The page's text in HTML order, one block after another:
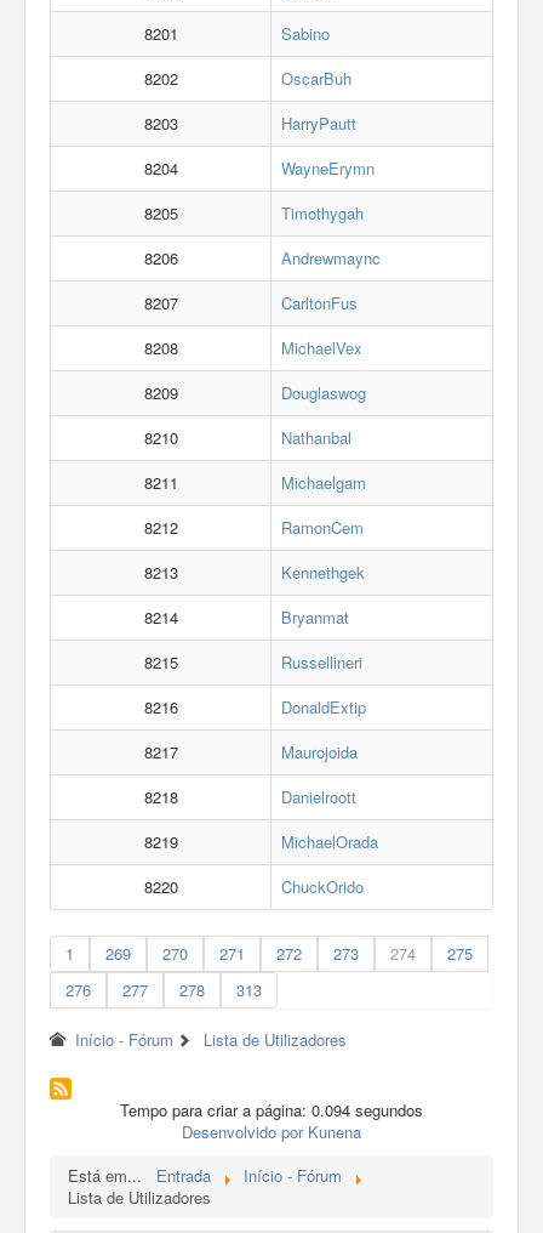
8201
Sabino
8202
OscarBuh
8203
HarryPautt
8204
WayneErymn
8205
Timothygah
8206
Andrewmaync
8207
CarltonFus
8208
MichaelVex
8209
Douglaswog
8210
Nathanbal
8211
Michaelgam
8212
RamonCem
8213
Kennethgek
8214
Bryanmat
8215
Russellineri
8216
DonaldExtip
8217
Maurojoida
8218
Danielroott
8219
MichaelOrada
8220
ChuckOrido
1 269 270 271 272 273 274
275
276
277 278 313
Início - Fórum Lista de Utilizadores
Tempo para criar a página: 0.094 segundos
Desenvolvido por Kunena
Está em...
Entrada
Início - Fórum
Lista de Utilizadores